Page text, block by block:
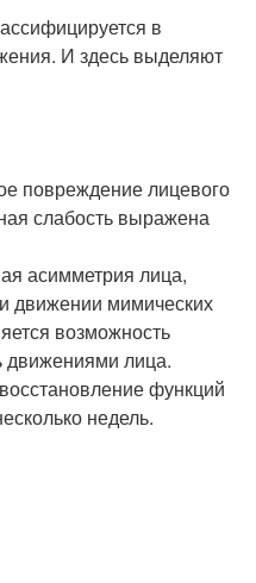
в
И здесь выделяют
повреждение лицевого
слабость выражена
асимметрия лица,
движении мимических
возможность
движениями лица.
функций
недель.